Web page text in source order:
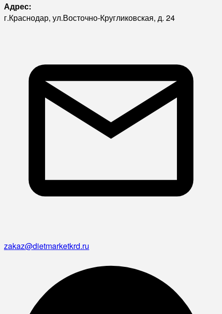
Адрес:
г.Краснодар, ул.Восточно-Кругликовская, д. 24
zakaz@dietmarketkrd.ru